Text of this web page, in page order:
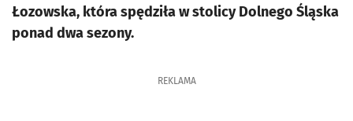
Łozowska, która spędziła w stolicy Dolnego Śląska
ponad dwa sezony.
REKLAMA